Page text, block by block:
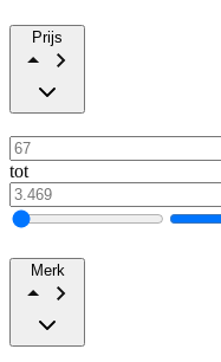
Prijs
tot
Merk